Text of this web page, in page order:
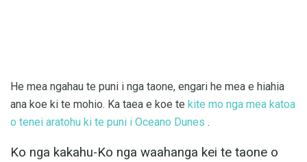
He mea ngahau te puni i nga taone, engari he mea e hiahia
ana koe ki te mohio. Ka taea e koe te kite mo nga mea katoa
o tenei aratohu ki te puni i Oceano Dunes .
Ko nga kakahu-Ko nga waahanga kei te taone o